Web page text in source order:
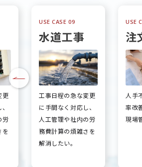
更
労
を
USE CASE 09
水道工事
工事日程の急な変更
に手間なく対応し、
人工管理や社内の労
務費計算の煩雑さを
解消したい。
USE
注
人手
率改
現場